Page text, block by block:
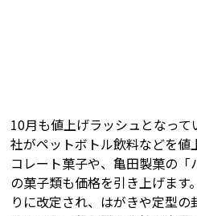
10月も値上げラッシュとなっ
社がペットボトル飲料などを値
コレート菓子や、亀田製菓の
の菓子類も価格を引き上げま
りに改定され、はがきや定型